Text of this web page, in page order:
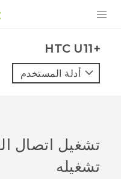
VIVE
VIVERSE
البرامج + التطبيقات
HTC U11+‎
أدلة المستخدم
تشغيل اتصال
تشغيله